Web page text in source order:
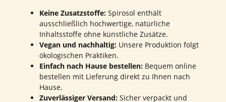
Keine Zusatzstoffe: Spirosol enthält
ausschließlich hochwertige, natürliche
Inhaltsstoffe ohne künstliche Zusätze.
Vegan und nachhaltig: Unsere Produktion folgt
ökologischen Praktiken.
Einfach nach Hause bestellen: Bequem online
bestellen mit Lieferung direkt zu Ihnen nach
Hause.
Zuverlässiger Versand: Sicher verpackt und